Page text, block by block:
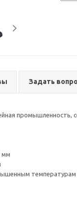
Задать
мм
температурам